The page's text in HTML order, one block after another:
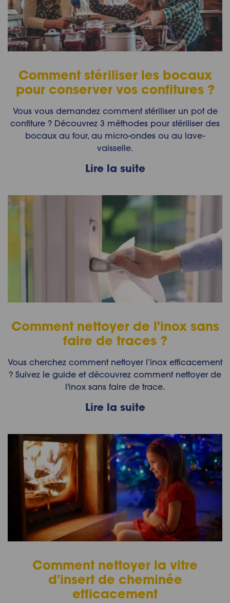
Comment stériliser les bocaux
pour conserver vos confitures ?
Vous vous demandez comment stériliser un pot de
confiture ? Découvrez 3 méthodes pour stériliser des
bocaux au four, au micro-ondes ou au lave-
vaisselle.
Lire la suite
Comment nettoyer de l'inox sans
faire de traces ?
Vous cherchez comment nettoyer l’inox efficacement
? Suivez le guide et découvrez comment nettoyer de
l'inox sans faire de trace.
Lire la suite
Comment nettoyer la vitre
d'insert de cheminée
efficacement